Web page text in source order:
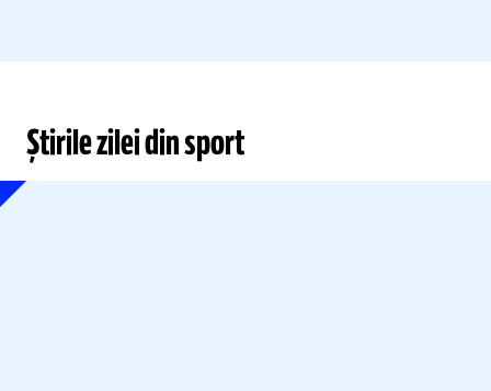
Știrile zilei din sport